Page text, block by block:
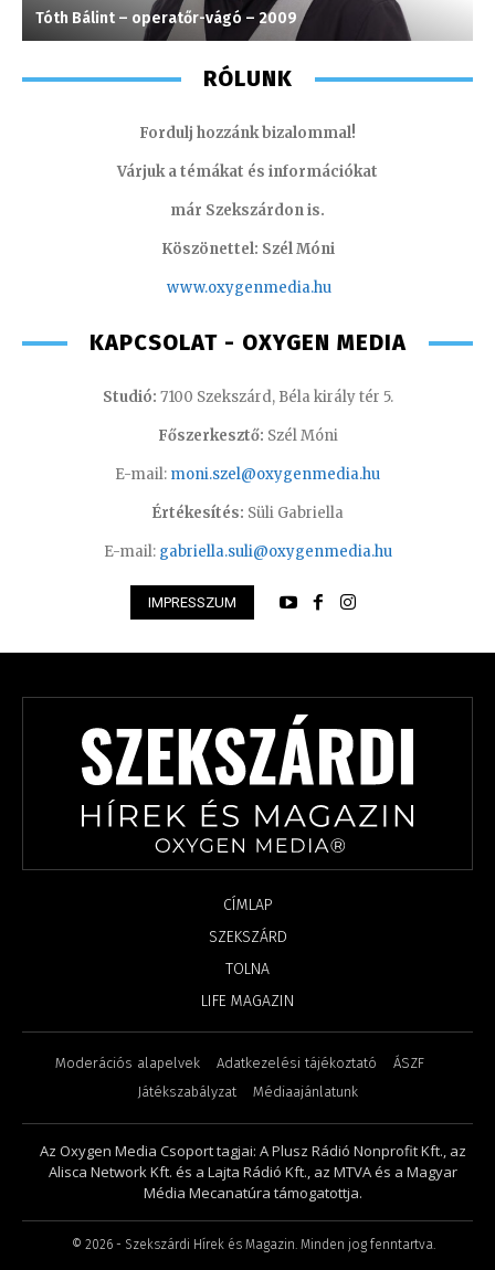
Tóth Bálint – operatőr-vágó – 2009
RÓLUNK
Fordulj hozzánk bizalommal!
Várjuk a témákat és információkat
már Szekszárdon is.
Köszönettel: Szél Móni
www.oxygenmedia.hu
KAPCSOLAT - OXYGEN MEDIA
Studió: 7100 Szekszárd, Béla király tér 5.
Főszerkesztő: Szél Móni
E-mail: moni.szel@oxygenmedia.hu
Értékesítés: Süli Gabriella
E-mail: gabriella.suli@oxygenmedia.hu
IMPRESSZUM
CÍMLAP
SZEKSZÁRD
TOLNA
LIFE MAGAZIN
Moderációs alapelvek Adatkezelési tájékoztató
ÁSZF
Játékszabályzat
Médiaajánlatunk
Az Oxygen Media Csoport tagjai: A Plusz Rádió Nonprofit Kft., az
Alisca Network Kft. és a Lajta Rádió Kft., az MTVA és a Magyar
Média Mecanatúra támogatottja.
© 2026- Szekszárdi Hírek és Magazin. Minden jog fenntartva.